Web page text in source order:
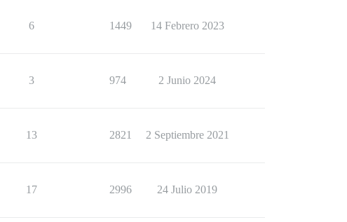
6 1449 14 Febrero 2023
3 974 2 Junio 2024
13 2821 2 Septiembre 2021
17 2996 24 Julio 2019